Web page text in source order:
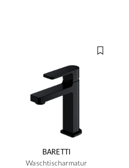
BARETTI
Waschtischarmatur